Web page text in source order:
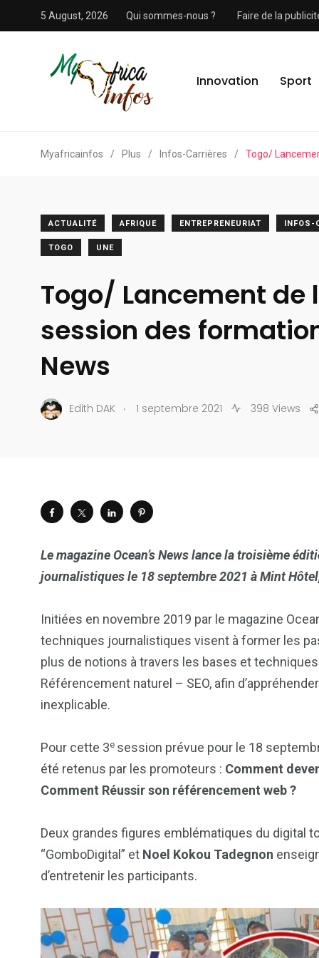
5 August, 2026 Qui sommes-nous ? Faire de la
Innovation Sport
Myafricainfos / Plus / Infos-Carrières / Togo/
ACTUALITÉ AFRIQUE ENTREPRENEURIAT INFOS-
TOGO UNE
Togo/ Lancement de
session des
News
Edith DAK . 1 septembre 2021 398 Views
Le magazine Ocean’s News lance la troisième
journalistiques le 18 septembre 2021 à Mint
Initiées en novembre 2019 par le magazine
techniques journalistiques visent à former les
plus de notions à travers les bases et
Référencement naturel – SEO, afin
inexplicable.
Pour cette 3e session prévue pour le 18
été retenus par les promoteurs : Comment
Comment Réussir son référencement web ?
Deux grandes figures emblématiques du digital
“GomboDigital” et Noel Kokou Tadegnon
d’entretenir les participants.
& astuces Une